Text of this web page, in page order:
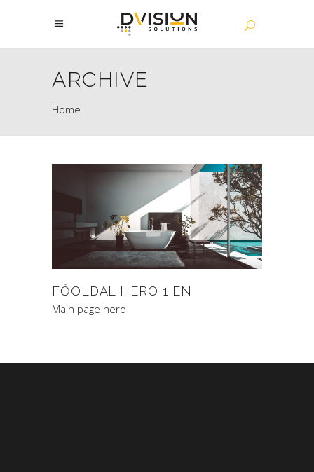
ARCHIVE
Home
FŐOLDAL HERO 1 EN
Main page hero